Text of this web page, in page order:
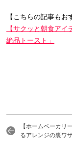
【こちらの記事もお
【サクッと朝食ア
絶品トースト」
【ホームベーカリ
るアレンジの裏ワ